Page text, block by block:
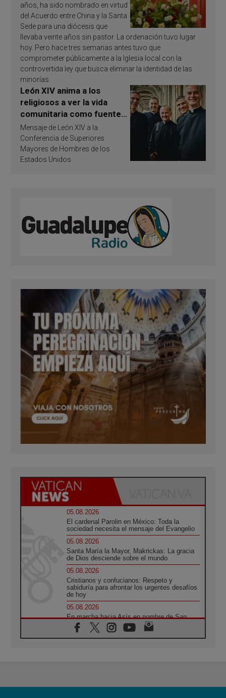
años, ha sido nombrado en virtud
del Acuerdo entre China y la Santa
Sede para una diócesis que
llevaba veinte años sin pastor. La ordenación tuvo lugar
hoy. Pero hace tres semanas antes tuvo que
comprometer públicamente a la Iglesia local con la
controvertida ley que busca eliminar la identidad de las
minorías.
León XIV anima a los
religiosos a ver la vida
comunitaria como fuente
de inspiración y
santificación
Mensaje de León XIV a la
Conferencia de Superiores
Mayores de Hombres de los
Estados Unidos
05.08.2026
El cardenal Parolin en México: Toda la
sociedad necesita el mensaje del Evangelio
05.08.2026
Santa María la Mayor, Makrickas: La gracia
de Dios desciende sobre el mundo
05.08.2026
Cristianos y confucianos: Respeto y
sabiduría para afrontar los urgentes desafíos
de hoy
05.08.2026
En marcha hacia Asís en nombre de San
Francisco, a la espera de León
05.08.2026